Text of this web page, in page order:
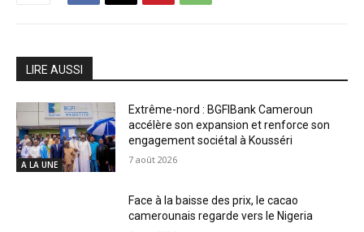
LIRE AUSSI
A LA UNE
Extrême-nord : BGFIBank Cameroun
accélère son expansion et renforce son
engagement sociétal à Kousséri
7 août 2026
Face à la baisse des prix, le cacao
camerounais regarde vers le Nigeria